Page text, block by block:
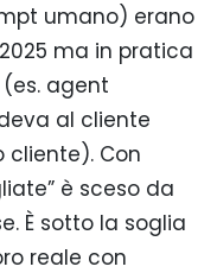
umano) erano
ma in pratica
agent
al cliente
Con
è sceso da
È sotto la soglia
reale con